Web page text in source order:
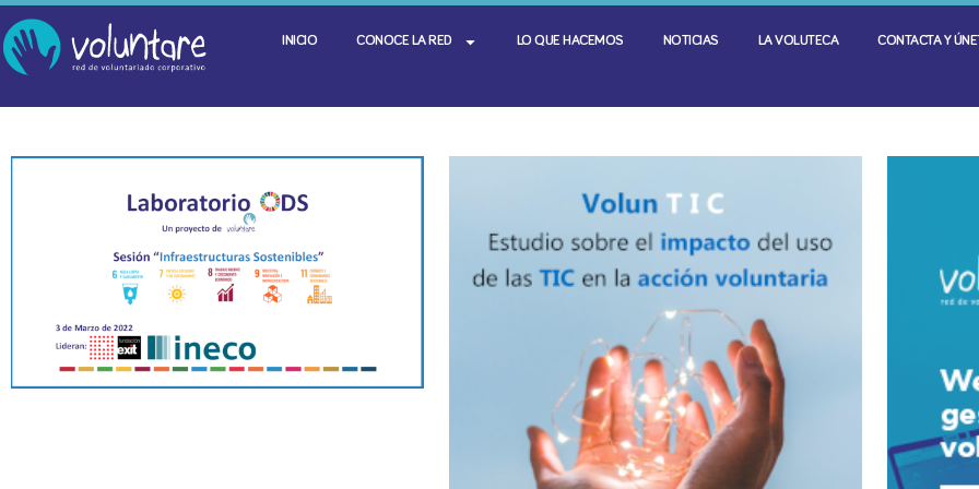
INICIO CONOCE LA RED LO QUE HACEMOS NOTICIAS LA VOLUTECA CONTACTA Y